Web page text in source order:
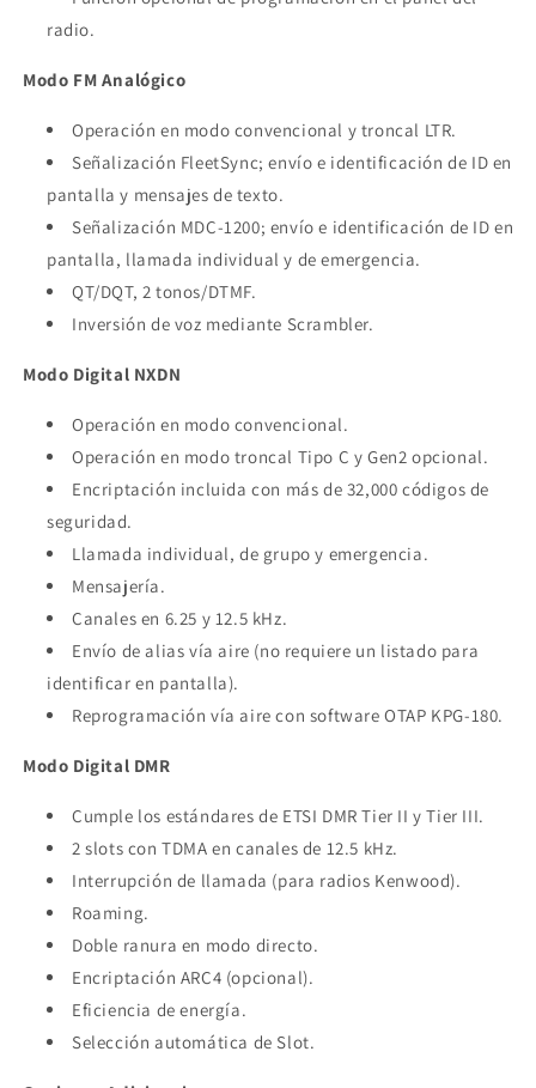
radio.
Modo FM Analógico
Operación en modo convencional y troncal LTR.
Señalización FleetSync; envío e identificación de ID en
pantalla y mensajes de texto.
Señalización MDC-1200; envío e identificación de ID en
pantalla, llamada individual y de emergencia.
QT/DQT, 2 tonos/DTMF.
Inversión de voz mediante Scrambler.
Modo Digital NXDN
Operación en modo convencional.
Operación en modo troncal Tipo C y Gen2 opcional.
Encriptación incluida con más de 32,000 códigos de
seguridad.
Llamada individual, de grupo y emergencia.
Mensajería.
Canales en 6.25 y 12.5 kHz.
Envío de alias vía aire (no requiere un listado para
identificar en pantalla).
Reprogramación vía aire con software OTAP KPG-180.
Modo Digital DMR
Cumple los estándares de ETSI DMR Tier II y Tier III.
2 slots con TDMA en canales de 12.5 kHz.
Interrupción de llamada (para radios Kenwood).
Roaming.
Doble ranura en modo directo.
Encriptación ARC4 (opcional).
Eficiencia de energía.
Selección automática de Slot.